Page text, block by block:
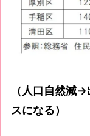
（人口自然減
スになる）